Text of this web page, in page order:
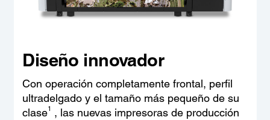
Diseño innovador
Con operación completamente frontal, perfil
ultradelgado y el tamaño más pequeño de su
clase1
, las nuevas impresoras de producción